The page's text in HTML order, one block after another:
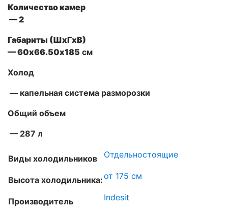
Количество камер
— 2
Габариты (ШxГxВ)
— 60х66.50х185 см
Холод
— капельная система разморозки
Общий объем
— 287 л
Виды холодильников Отдельностоящие
Высота холодильника:от 175 см
Производитель Indesit